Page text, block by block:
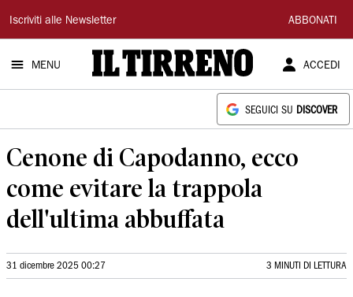
Il
Tirreno
Iscriviti alle Newsletter ABBONATI
MENU ACCEDI
SEGUICI SU DISCOVER
Cenone di Capodanno, ecco
come evitare la trappola
dell'ultima abbuffata
31 dicembre 2025 00:27 3 MINUTI DI LETTURA